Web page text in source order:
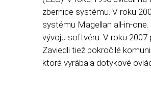
zbernice systému. V roku
systému Magellan all-in-
vývoju softvéru. V roku
Zaviedli tiež pokročilé
ktorá vyrábala dotykové